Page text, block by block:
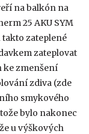
na balkón na
25 AKU SYM
takto zateplené
zateplovat
ke zmenšení
zdiva (zde
smykového
bylo nakonec
u výškových